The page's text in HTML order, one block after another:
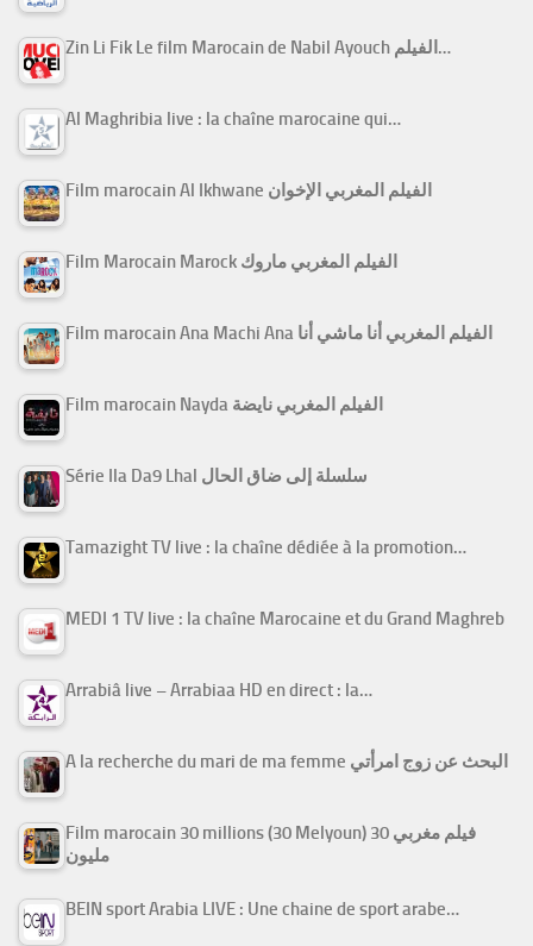
Zin Li Fik Le film Marocain de Nabil Ayouch الفيلم…
Al Maghribia live : la chaîne marocaine qui…
Film marocain Al Ikhwane الفيلم المغربي الإخوان
Film Marocain Marock الفيلم المغربي ماروك
Film marocain Ana Machi Ana الفيلم المغربي أنا ماشي أنا
Film marocain Nayda الفيلم المغربي نايضة
Série Ila Da9 Lhal سلسلة إلى ضاق الحال
Tamazight TV live : la chaîne dédiée à la promotion…
MEDI 1 TV live : la chaîne Marocaine et du Grand Maghreb
Arrabiâ live – Arrabiaa HD en direct : la…
A la recherche du mari de ma femme البحث عن زوج امرأتي
Film marocain 30 millions (30 Melyoun) فيلم مغربي 30
مليون
BEIN sport Arabia LIVE : Une chaine de sport arabe…